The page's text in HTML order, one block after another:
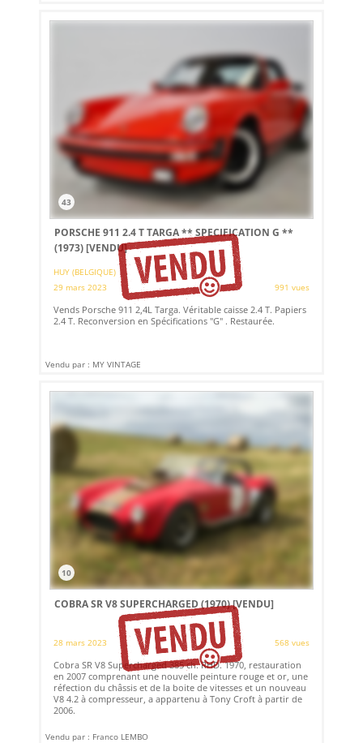
43
PORSCHE 911 2.4 T TARGA ** SPECIFICATION G **
(1973)[VENDU]
HUY (BELGIQUE)
29 mars 2023
991 vues
Vends Porsche 911 2,4L Targa. Véritable caisse 2.4 T. Papiers
2.4 T. Reconversion en Spécifications "G" . Restaurée.
Vendu par : MY VINTAGE
10
COBRA SR V8 SUPERCHARGED (1970)[VENDU]
28 mars 2023 568 vues
Cobra SR V8 Supercharged 385 ch. RHD. 1970, restauration
en 2007 comprenant une nouvelle peinture rouge et or, une
réfection du châssis et de la boite de vitesses et un nouveau
V8 4.2 à compresseur, a appartenu à Tony Croft à partir de
2006.
Vendu par : Franco LEMBO